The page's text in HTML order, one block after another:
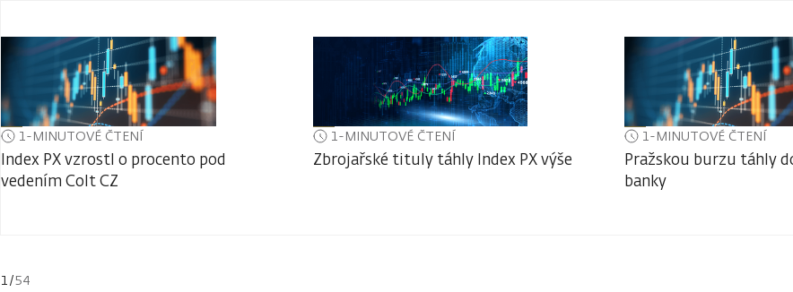
1-MINUTOVÉ ČTENÍ
Index PX vzrostl o procento pod
vedením Colt CZ
1-MINUTOVÉ ČTENÍ
Zbrojařské tituly táhly Index PX výše
1-MINUTOVÉ ČTENÍ
Pražskou burzu táhly
banky
1 /54